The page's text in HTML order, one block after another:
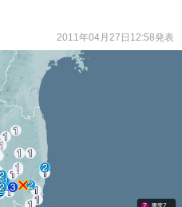
2011年04月27日12:58発表